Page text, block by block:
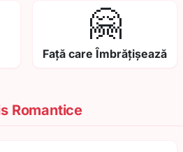
🤗
Față care Îmbrățișează
Romantice